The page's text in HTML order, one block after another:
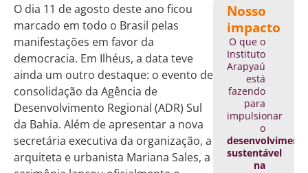
Nosso
impacto
O que o
Instituto
Arapyaú
está
fazendo
para
impulsionar
o
sustentável
na
O dia 11 de agosto deste ano ficou
marcado em todo o Brasil pelas
manifestações em favor da
democracia. Em Ilhéus, a data teve
ainda um outro destaque: o evento de
consolidação da Agência de
Desenvolvimento Regional (ADR) Sul
da Bahia. Além de apresentar a nova
secretária executiva da organização, a
arquiteta e urbanista Mariana Sales, a